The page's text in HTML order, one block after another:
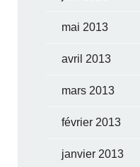
mai 2013
avril 2013
mars 2013
février 2013
janvier 2013